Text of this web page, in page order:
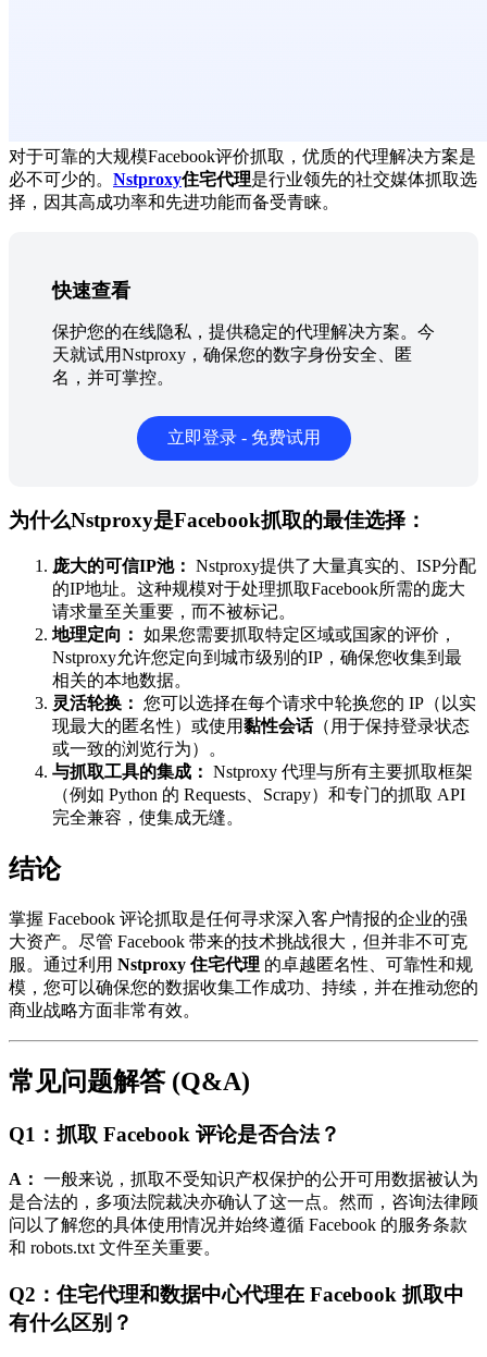
对于可靠的大规模Facebook评价抓取，优质的代理解决方案是
必不可少的。 Nstproxy住宅代理是行业领先的社交媒体抓取选
择，因其高成功率和先进功能而备受青睐。
快速查看
保护您的在线隐私，提供稳定的代理解决方案。今
天就试用Nstproxy，确保您的数字身份安全、匿
名，并可掌控。
立即登录 - 免费试用
为什么Nstproxy是Facebook抓取的最佳选择：
庞大的可信IP池： Nstproxy提供了大量真实的、ISP分配
的IP地址。这种规模对于处理抓取Facebook所需的庞大
请求量至关重要，而不被标记。
地理定向： 如果您需要抓取特定区域或国家的评价，
Nstproxy允许您定向到城市级别的IP，确保您收集到最
相关的本地数据。
灵活轮换： 您可以选择在每个请求中轮换您的 IP（以实
现最大的匿名性）或使用黏性会话（用于保持登录状态
或一致的浏览行为）。
与抓取工具的集成： Nstproxy 代理与所有主要抓取框架
（例如 Python 的 Requests、Scrapy）和专门的抓取 API
完全兼容，使集成无缝。
结论
掌握 Facebook 评论抓取是任何寻求深入客户情报的企业的强
大资产。尽管 Facebook 带来的技术挑战很大，但并非不可克
服。通过利用 Nstproxy 住宅代理 的卓越匿名性、可靠性和规
模，您可以确保您的数据收集工作成功、持续，并在推动您的
商业战略方面非常有效。
常见问题解答 (Q&A)
Q1：抓取 Facebook 评论是否合法？
A： 一般来说，抓取不受知识产权保护的公开可用数据被认为
是合法的，多项法院裁决亦确认了这一点。然而，咨询法律顾
问以了解您的具体使用情况并始终遵循 Facebook 的服务条款
和 robots.txt 文件至关重要。
Q2：住宅代理和数据中心代理在 Facebook 抓取中
有什么区别？